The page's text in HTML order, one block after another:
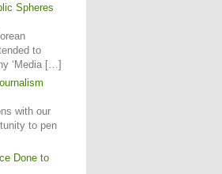
Spheres
to
‘Media […]
with our
to pen
Done to